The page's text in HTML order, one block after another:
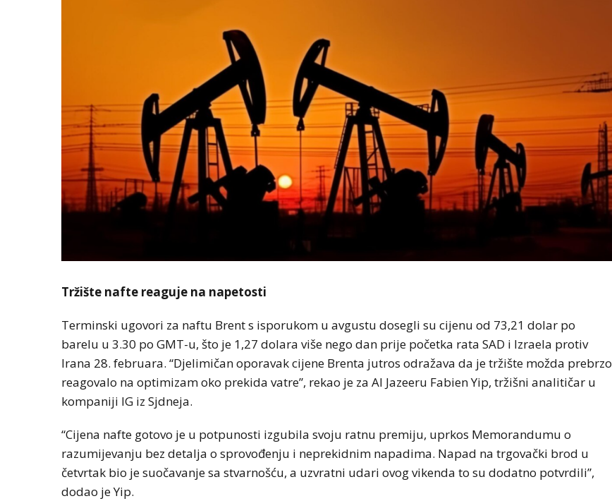
Tržište nafte reaguje na napetosti
Terminski ugovori za naftu Brent s isporukom u avgustu dosegli su cijenu od 73,21 dolar po
barelu u 3.30 po GMT-u, što je 1,27 dolara više nego dan prije početka rata SAD i Izraela protiv
Irana 28. februara. “Djelimičan oporavak cijene Brenta jutros odražava da je tržište možda prebrzo
reagovalo na optimizam oko prekida vatre”, rekao je za Al Jazeeru Fabien Yip, tržišni analitičar u
kompaniji IG iz Sjdneja.
“Cijena nafte gotovo je u potpunosti izgubila svoju ratnu premiju, uprkos Memorandumu o
razumijevanju bez detalja o sprovođenju i neprekidnim napadima. Napad na trgovački brod u
četvrtak bio je suočavanje sa stvarnošću, a uzvratni udari ovog vikenda to su dodatno potvrdili”,
dodao je Yip.